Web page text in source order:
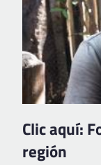
Clic aquí:
región